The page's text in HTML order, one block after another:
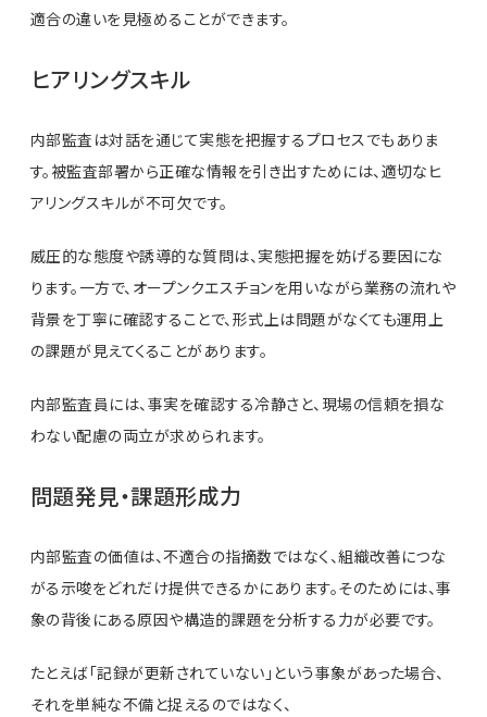
適合の違いを見極めることができます。
ヒアリングスキル
内部監査は対話を通じて実態を把握するプロセスでもありま
す。被監査部署から正確な情報を引き出すためには、適切なヒ
アリングスキルが不可欠です。
威圧的な態度や誘導的な質問は、実態把握を妨げる要因にな
ります。一方で、オープンクエスチョンを用いながら業務の流れや
背景を丁寧に確認することで、形式上は問題がなくても運用上
の課題が見えてくることがあります。
内部監査員には、事実を確認する冷静さと、現場の信頼を損な
わない配慮の両立が求められます。
問題発見・課題形成力
内部監査の価値は、不適合の指摘数ではなく、組織改善につな
がる示唆をどれだけ提供できるかにあります。そのためには、事
象の背後にある原因や構造的課題を分析する力が必要です。
たとえば「記録が更新されていない」という事象があった場合、
それを単純な不備と捉えるのではなく、